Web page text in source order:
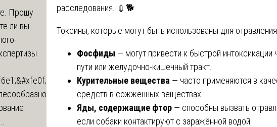
расследования. 💉🐕
Токсины, которые могут быть использованы для
Фосфиды — могут привести к быстрой
пути или желудочно-кишечный тракт.
Курительные вещества — часто применяются в
средств в сожжённых веществах.
Яды, содержащие фтор — способны вызвать
если собаки контактируют с заражённой водой.
Прошу
ли вы